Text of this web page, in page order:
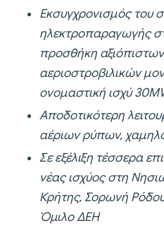
Εκσυγχρονισμός του
ηλεκτροπαραγωγής
προσθήκη αξιόπιστων
αεριοστροβιλικών
ονομαστική ισχύ
Αποδοτικότερη
αέριων ρύπων,
Σε εξέλιξη τέσσερα
νέας ισχύος στη
Κρήτης, Σορωνή
Όμιλο ΔΕΗ